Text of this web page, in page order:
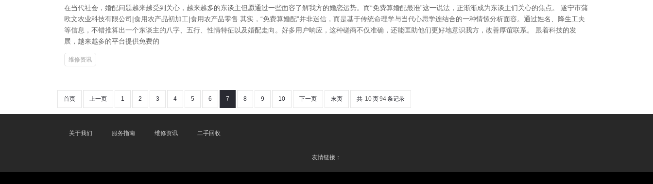
在当代社会，婚配问题越来越受到关心，越来越多的东谈主但愿通过一些面容了解我方的婚恋运势。而“免费算婚配最准”这一说法，正渐渐成为东谈主们关心的焦点。 遂宁市蒲
欧文农业科技有限公司|食用农产品初加工|食用农产品零售 其实，“免费算婚配”并非迷信，而是基于传统命理学与当代心思学连结合的一种情愫分析面容。通过姓名、降生工夫
等信息，不错推算出一个东谈主的八字、五行、性情特征以及婚配走向。好多用户响应，这种磋商不仅准确，还能匡助他们更好地意识我方，改善厚谊联系。 跟着科技的发
展，越来越多的平台提供免费的
维修资讯
首页 上一页 1 2 3 4 5 6 7 8 9 10 下一页 末页 共 10页94条记录
关于我们 服务指南 维修资讯 二手回收
友情链接：